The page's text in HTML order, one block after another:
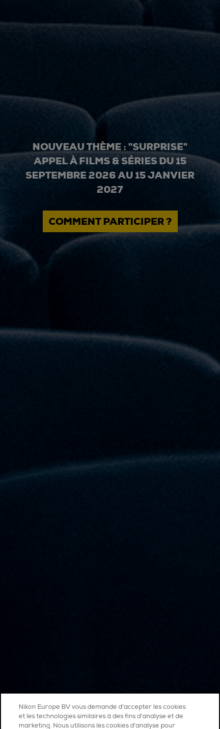
NOUVEAU THÈME : "SURPRISE"
APPEL À FILMS & SÉRIES DU 15
SEPTEMBRE 2026 AU 15 JANVIER
2027
COMMENT PARTICIPER ?
Nikon Europe BV vous demande d'accepter les cookies
et les technologies similaires à des fins d'analyse et de
marketing. Nous utilisons les cookies d’analyse pour